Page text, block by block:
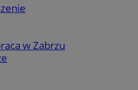
w Zabrzu